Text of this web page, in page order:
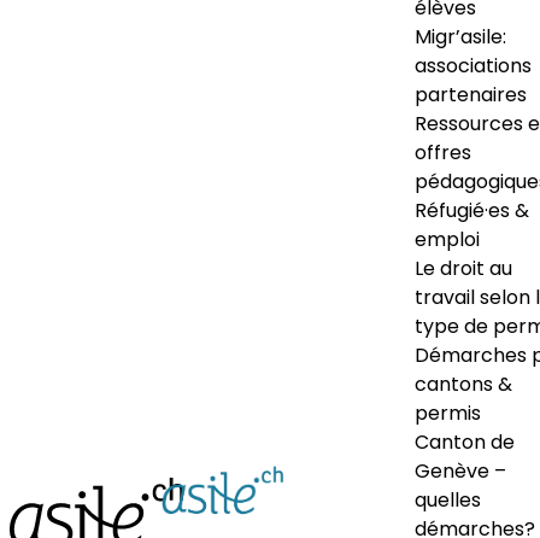
élèves
Migr’asile:
associations
partenaires
Ressources
offres
Réfugié·es &
emploi
Le droit au
travail selon
type de
Démarches
cantons &
permis
Canton de
Genève –
quelles
démarches?